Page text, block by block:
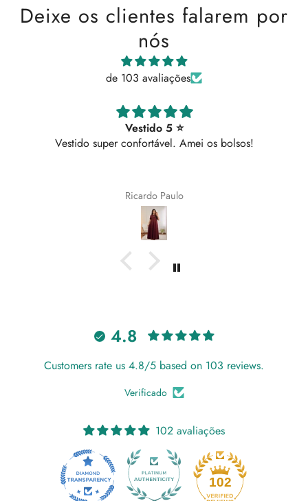
Deixe os clientes falarem por
nós
de 103 avaliações
Vestido 5 ⭐
Vestido super confortável. Amei os bolsos!
Ricardo Paulo
4.8
Customers rate us 4.8/5 based on 103 reviews.
Verificado
102 avaliações
102